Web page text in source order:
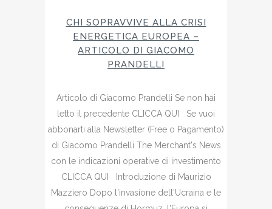
CHI SOPRAVVIVE ALLA CRISI
ENERGETICA EUROPEA –
ARTICOLO DI GIACOMO
PRANDELLI
Articolo di Giacomo Prandelli Se non hai
letto il precedente CLICCA QUI Se vuoi
abbonarti alla Newsletter (Free o Pagamento)
di Giacomo Prandelli The Merchant's News
con le indicazioni operative di investimento
CLICCA QUI Introduzione di Maurizio
Mazziero Dopo l'invasione dell'Ucraina e le